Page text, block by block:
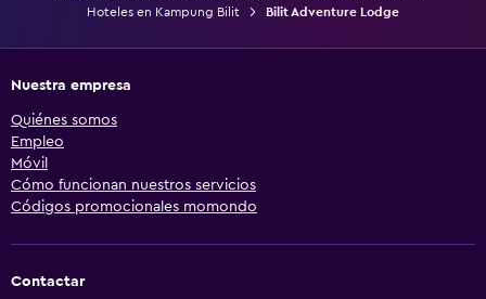
Hoteles en Kampung Bilit
Bilit Adventure Lodge
Nuestra empresa
Quiénes somos
Empleo
Móvil
Cómo funcionan nuestros servicios
Códigos promocionales momondo
Contactar